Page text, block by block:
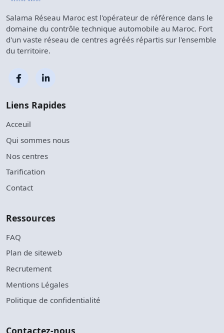
Salama Réseau Maroc est l'opérateur de référence dans le
domaine du contrôle technique automobile au Maroc. Fort
d'un vaste réseau de centres agréés répartis sur l'ensemble
du territoire.
Liens Rapides
Acceuil
Qui sommes nous
Nos centres
Tarification
Contact
Ressources
FAQ
Plan de siteweb
Recrutement
Mentions Légales
Politique de confidentialité
Contactez-nous